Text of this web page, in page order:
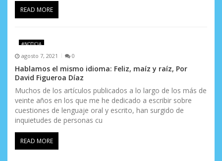
READ MORE
#NOTICIA
agosto 7, 2021 0
Hablamos el mismo idioma: Feliz, maíz y raíz, Por
David Figueroa Díaz
Muchos de los artículos publicados a lo largo de los más de
veinte años en los que me he dedicado a escribir sobre
cuestiones de lenguaje oral y escrito, han surgido de
inquietudes de personas cu
READ MORE